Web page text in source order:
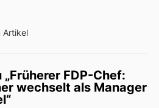
Artikel
FDP-Chef:
wechselt als Manager